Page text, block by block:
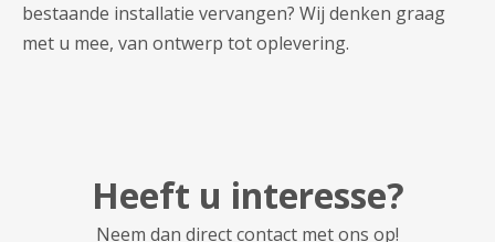
bestaande installatie vervangen? Wij denken graag
met u mee, van ontwerp tot oplevering.
Heeft u interesse?
Neem dan direct contact met ons op!